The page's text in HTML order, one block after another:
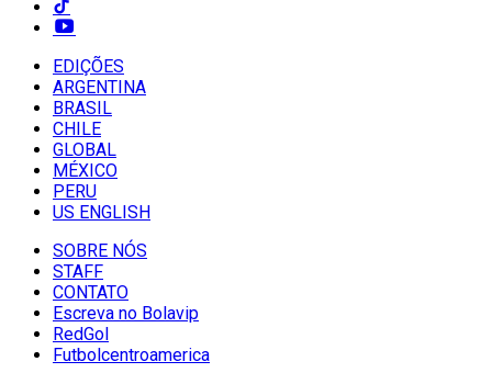
EDIÇÕES
ARGENTINA
BRASIL
CHILE
GLOBAL
MÉXICO
PERU
US ENGLISH
SOBRE NÓS
STAFF
CONTATO
Escreva no Bolavip
RedGol
Futbolcentroamerica